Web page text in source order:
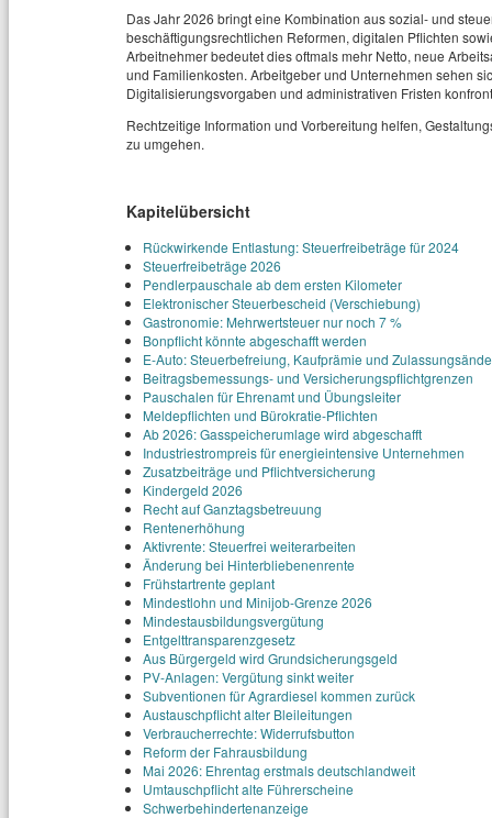
Das Jahr 2026 bringt eine Kombination aus sozial‑ und
beschäftigungsrechtlichen Reformen, digitalen Pflichten
Arbeitnehmer bedeutet dies oftmals mehr Netto, neue
und Familienkosten. Arbeitgeber und Unternehmen sehen
Digitalisierungsvorgaben und administrativen Fristen
Rechtzeitige Information und Vorbereitung helfen,
zu umgehen.
Kapitelübersicht
Rückwirkende Entlastung: Steuerfreibeträge für 2024
Steuerfreibeträge 2026
Pendlerpauschale ab dem ersten Kilometer
Elektronischer Steuerbescheid (Verschiebung)
Gastronomie: Mehrwertsteuer nur noch 7 %
Bonpflicht könnte abgeschafft werden
E‑Auto: Steuerbefreiung, Kaufprämie und
Beitragsbemessungs‑ und Versicherungspflichtgrenzen
Pauschalen für Ehrenamt und Übungsleiter
Meldepflichten und Bürokratie‑Pflichten
Ab 2026: Gasspeicherumlage wird abgeschafft
Industriestrompreis für energieintensive Unternehmen
Zusatzbeiträge und Pflichtversicherung
Kindergeld 2026
Recht auf Ganztagsbetreuung
Rentenerhöhung
Aktivrente: Steuerfrei weiterarbeiten
Änderung bei Hinterbliebenenrente
Frühstartrente geplant
Mindestlohn und Minijob‑Grenze 2026
Mindestausbildungsvergütung
Entgelttransparenzgesetz
Aus Bürgergeld wird Grundsicherungsgeld
PV‑Anlagen: Vergütung sinkt weiter
Subventionen für Agrardiesel kommen zurück
Austauschpflicht alter Bleileitungen
Verbraucherrechte: Widerrufsbutton
Reform der Fahrausbildung
Mai 2026: Ehrentag erstmals deutschlandweit
Umtauschpflicht alte Führerscheine
Schwerbehindertenanzeige